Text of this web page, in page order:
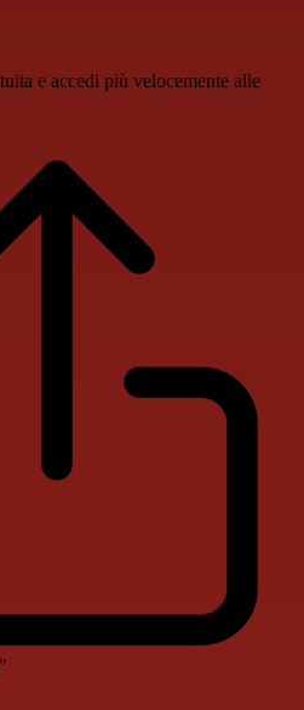
e accedi più velocemente alle